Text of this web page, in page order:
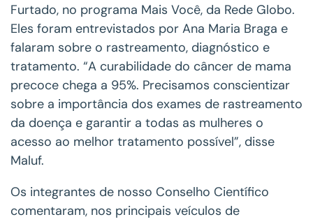
Furtado, no programa Mais Você, da Rede Globo.
Eles foram entrevistados por Ana Maria Braga e
falaram sobre o rastreamento, diagnóstico e
tratamento. “A curabilidade do câncer de mama
precoce chega a 95%. Precisamos conscientizar
sobre a importância dos exames de rastreamento
da doença e garantir a todas as mulheres o
acesso ao melhor tratamento possível”, disse
Maluf.
Os integrantes de nosso Conselho Científico
comentaram, nos principais veículos de